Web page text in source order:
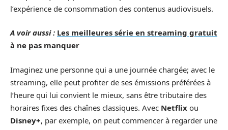
l’expérience de consommation des contenus audiovisuels.
A voir aussi : Les meilleures série en streaming gratuit
à ne pas manquer
Imaginez une personne qui a une journée chargée; avec le
streaming, elle peut profiter de ses émissions préférées à
l’heure qui lui convient le mieux, sans être tributaire des
horaires fixes des chaînes classiques. Avec Netflix ou
Disney+, par exemple, on peut commencer à regarder une